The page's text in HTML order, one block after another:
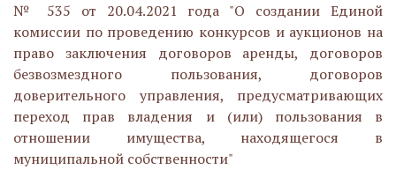
№ 535 от 20.04.2021 года "О создании Единой
комиссии по проведению конкурсов и аукционов на
право заключения договоров аренды, договоров
безвозмездного пользования, договоров
доверительного управления, предусматривающих
переход прав владения и (или) пользования в
отношении имущества, находящегося в
муниципальной собственности"